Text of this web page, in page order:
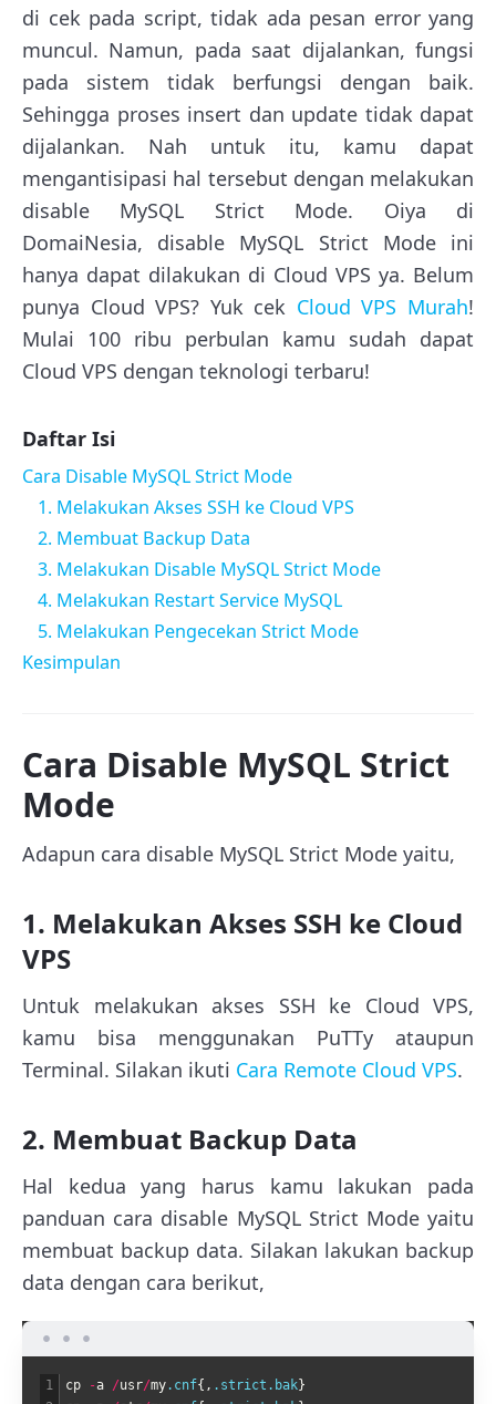
di cek pada script, tidak ada pesan error yang
muncul. Namun, pada saat dijalankan, fungsi
pada sistem tidak berfungsi dengan baik.
Sehingga proses insert dan update tidak dapat
dijalankan. Nah untuk itu, kamu dapat
mengantisipasi hal tersebut dengan melakukan
disable MySQL Strict Mode. Oiya di
DomaiNesia, disable MySQL Strict Mode ini
hanya dapat dilakukan di Cloud VPS ya. Belum
punya Cloud VPS? Yuk cek Cloud VPS Murah!
Mulai 100 ribu perbulan kamu sudah dapat
Cloud VPS dengan teknologi terbaru!
Daftar Isi
Cara Disable MySQL Strict Mode
1. Melakukan Akses SSH ke Cloud VPS
2. Membuat Backup Data
3. Melakukan Disable MySQL Strict Mode
4. Melakukan Restart Service MySQL
5. Melakukan Pengecekan Strict Mode
Kesimpulan
Cara Disable MySQL Strict
Mode
Adapun cara disable MySQL Strict Mode yaitu,
1. Melakukan Akses SSH ke Cloud
VPS
Untuk melakukan akses SSH ke Cloud VPS,
kamu bisa menggunakan PuTTy ataupun
Terminal. Silakan ikuti Cara Remote Cloud VPS.
2. Membuat Backup Data
Hal kedua yang harus kamu lakukan pada
panduan cara disable MySQL Strict Mode yaitu
membuat backup data. Silakan lakukan backup
data dengan cara berikut,
1
cp -a /usr/my.cnf{ , .strict .bak}